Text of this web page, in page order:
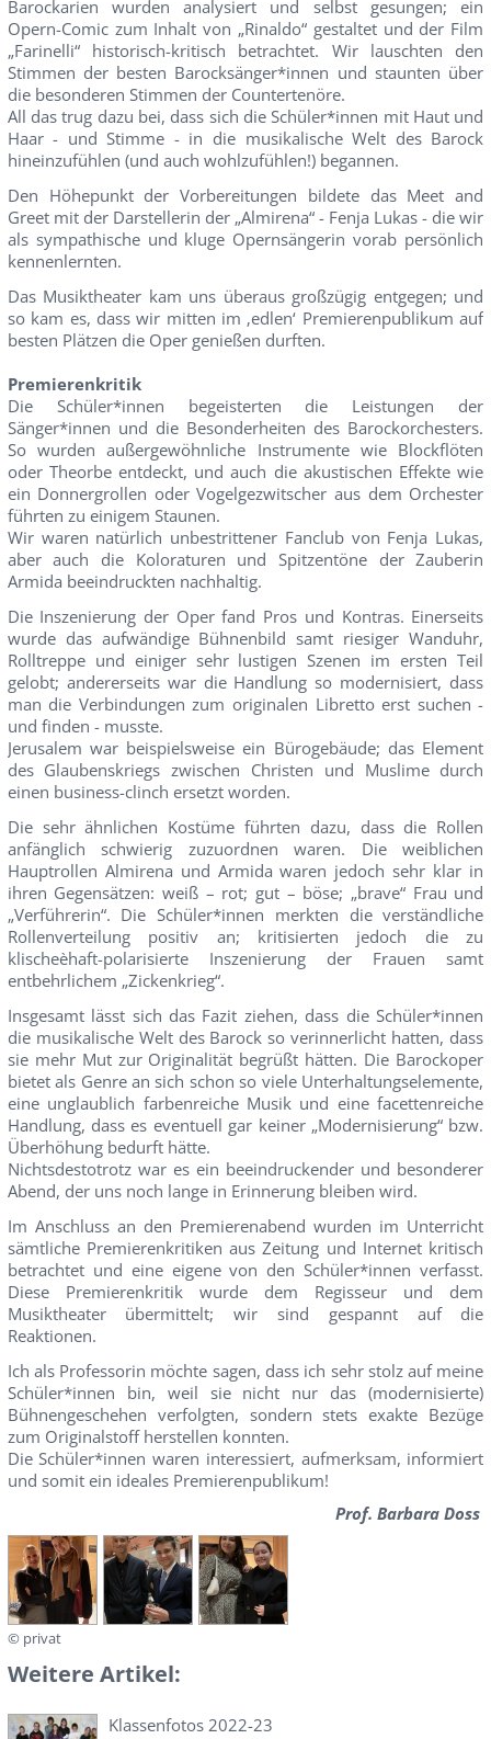
Barockarien wurden analysiert und selbst gesungen; ein
Opern-Comic zum Inhalt von „Rinaldo“ gestaltet und der Film
„Farinelli“ historisch-kritisch betrachtet. Wir lauschten den
Stimmen der besten Barocksänger*innen und staunten über
die besonderen Stimmen der Countertenöre.
All das trug dazu bei, dass sich die Schüler*innen mit Haut und
Haar - und Stimme - in die musikalische Welt des Barock
hineinzufühlen (und auch wohlzufühlen!) begannen.
Den Höhepunkt der Vorbereitungen bildete das Meet and
Greet mit der Darstellerin der „Almirena“ - Fenja Lukas - die wir
als sympathische und kluge Opernsängerin vorab persönlich
kennenlernten.
Das Musiktheater kam uns überaus großzügig entgegen; und
so kam es, dass wir mitten im ‚edlen‘ Premierenpublikum auf
besten Plätzen die Oper genießen durften.
Premierenkritik
Die Schüler*innen begeisterten die Leistungen der
Sänger*innen und die Besonderheiten des Barockorchesters.
So wurden außergewöhnliche Instrumente wie Blockflöten
oder Theorbe entdeckt, und auch die akustischen Effekte wie
ein Donnergrollen oder Vogelgezwitscher aus dem Orchester
führten zu einigem Staunen.
Wir waren natürlich unbestrittener Fanclub von Fenja Lukas,
aber auch die Koloraturen und Spitzentöne der Zauberin
Armida beeindruckten nachhaltig.
Die Inszenierung der Oper fand Pros und Kontras. Einerseits
wurde das aufwändige Bühnenbild samt riesiger Wanduhr,
Rolltreppe und einiger sehr lustigen Szenen im ersten Teil
gelobt; andererseits war die Handlung so modernisiert, dass
man die Verbindungen zum originalen Libretto erst suchen -
und finden - musste.
Jerusalem war beispielsweise ein Bürogebäude; das Element
des Glaubenskriegs zwischen Christen und Muslime durch
einen business-clinch ersetzt worden.
Die sehr ähnlichen Kostüme führten dazu, dass die Rollen
anfänglich schwierig zuzuordnen waren. Die weiblichen
Hauptrollen Almirena und Armida waren jedoch sehr klar in
ihren Gegensätzen: weiß – rot; gut – böse; „brave“ Frau und
„Verführerin“. Die Schüler*innen merkten die verständliche
Rollenverteilung positiv an; kritisierten jedoch die zu
klischeèhaft-polarisierte Inszenierung der Frauen samt
entbehrlichem „Zickenkrieg“.
Insgesamt lässt sich das Fazit ziehen, dass die Schüler*innen
die musikalische Welt des Barock so verinnerlicht hatten, dass
sie mehr Mut zur Originalität begrüßt hätten. Die Barockoper
bietet als Genre an sich schon so viele Unterhaltungselemente,
eine unglaublich farbenreiche Musik und eine facettenreiche
Handlung, dass es eventuell gar keiner „Modernisierung“ bzw.
Überhöhung bedurft hätte.
Nichtsdestotrotz war es ein beeindruckender und besonderer
Abend, der uns noch lange in Erinnerung bleiben wird.
Im Anschluss an den Premierenabend wurden im Unterricht
sämtliche Premierenkritiken aus Zeitung und Internet kritisch
betrachtet und eine eigene von den Schüler*innen verfasst.
Diese Premierenkritik wurde dem Regisseur und dem
Musiktheater übermittelt; wir sind gespannt auf die
Reaktionen.
Ich als Professorin möchte sagen, dass ich sehr stolz auf meine
Schüler*innen bin, weil sie nicht nur das (modernisierte)
Bühnengeschehen verfolgten, sondern stets exakte Bezüge
zum Originalstoff herstellen konnten.
Die Schüler*innen waren interessiert, aufmerksam, informiert
und somit ein ideales Premierenpublikum!
Prof. Barbara Doss
© privat
Weitere Artikel:
Klassenfotos 2022-23